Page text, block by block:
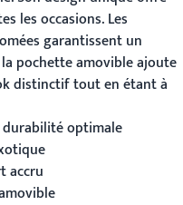
les occasions. Les
garantissent un
pochette amovible ajoute
distinctif tout en étant à
optimale
accru